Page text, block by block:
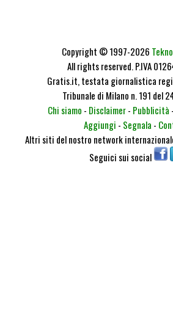
Copyright © 1997-2026
All rights reserved. P.IVA
Gratis.it, testata giornalistica
Tribunale di Milano n. 191 del
Chi siamo - Disclaimer- Pubblicità -
Aggiungi - Segnala -
Altri siti del nostro network
Seguici sui social